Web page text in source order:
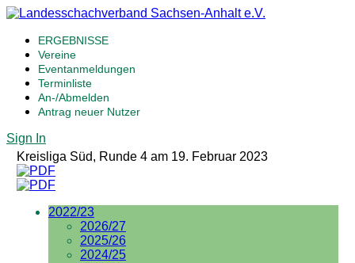
ERGEBNISSE
Vereine
Eventanmeldungen
Terminliste
An-/Abmelden
Antrag neuer Nutzer
Sign In
Kreisliga Süd, Runde 4 am 19. Februar 2023
2022/23
2026/27
2025/26
2024/25